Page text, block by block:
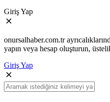
Giriş Yap
onursalhaber.com.tr
yapın veya hesap oluşturun,
Giriş Yap